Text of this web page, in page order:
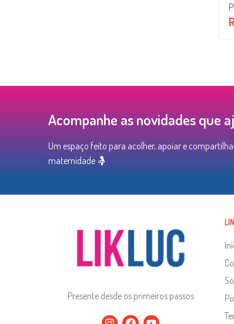
Acompanhe as novidades que
Um espaço feito para acolher, apoiar e
maternidade 🤱
Presente desde os primeiros passos